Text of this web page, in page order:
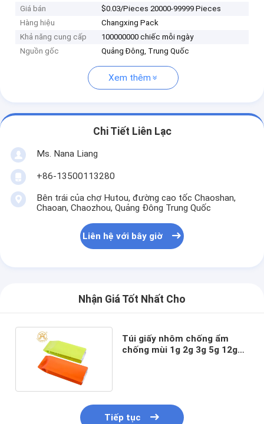
Giá bán
$0.03/Pieces 20000-99999 Pieces
Hàng hiệu
Changxing Pack
Khả năng cung cấp
100000000 chiếc mỗi ngày
Nguồn gốc
Quảng Đông, Trung Quốc
Xem thêm
Chi Tiết Liên Lạc
Ms. Nana Liang
+86-13500113280
Bên trái của chợ Hutou, đường cao tốc Chaoshan,
Chaoan, Chaozhou, Quảng Đông Trung Quốc
Liên hệ với bây giờ
Nhận Giá Tốt Nhất Cho
Túi giấy nhôm chống ẩm
chống mùi 1g 2g 3g 5g 12g
Tiếp tục